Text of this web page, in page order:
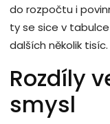
do rozpočtu i
ty se sice v
dalších několik tisíc.
Rozdíly
smysl